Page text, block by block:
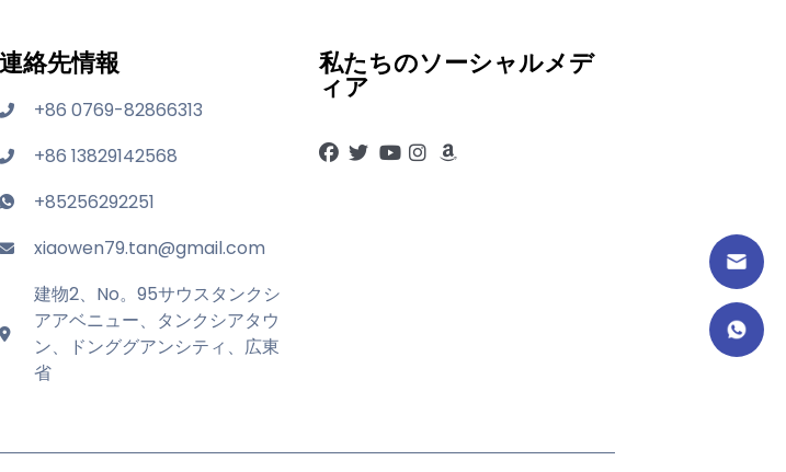
連絡先情報
+86 0769-82866313
+86 13829142568
+85256292251
xiaowen79.tan@gmail.com
建物2、No。95サウスタンクシ
アアベニュー、タンクシアタウ
ン、ドンググアンシティ、広東
省
私たちのソーシャルメデ
ィア